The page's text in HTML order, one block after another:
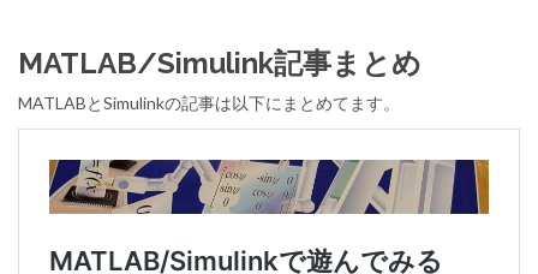
MATLAB/Simulink記事まとめ
MATLABとSimulinkの記事は以下にまとめてます。